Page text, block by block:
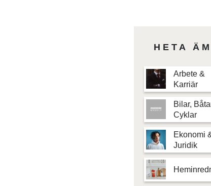
HETA
Arbete &
Karriär
Bilar,
Cyklar
Ekonomi
Juridik